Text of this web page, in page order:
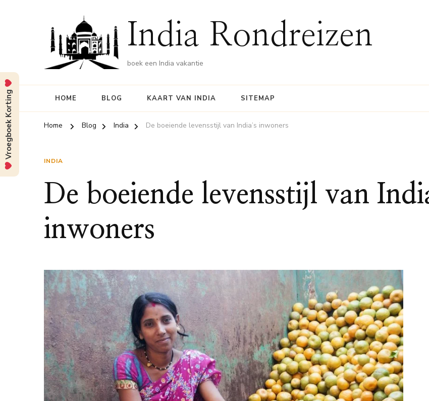
India Rondreizen
boek een India vakantie
HOME BLOG KAART VAN INDIA SITEMAP
Home Blog India De boeiende levensstijl van India’s inwoners
INDIA
De boeiende levensstijl van
inwoners
Vroegboek Korting